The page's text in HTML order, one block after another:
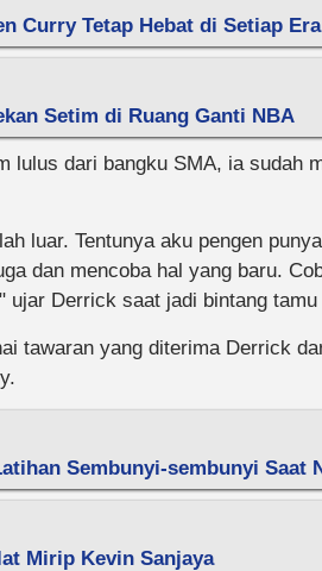
Curry Tetap Hebat di Setiap
Setim di Ruang Ganti NBA
lulus dari bangku SMA, ia sudah
luar. Tentunya aku pengen
dan mencoba hal yang baru.
Derrick saat jadi bintang
tawaran yang diterima Derrick
Sembunyi-sembunyi Saat
Mirip Kevin Sanjaya